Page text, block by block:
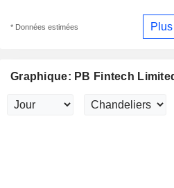
* Données estimées
Graphique: PB Fintech